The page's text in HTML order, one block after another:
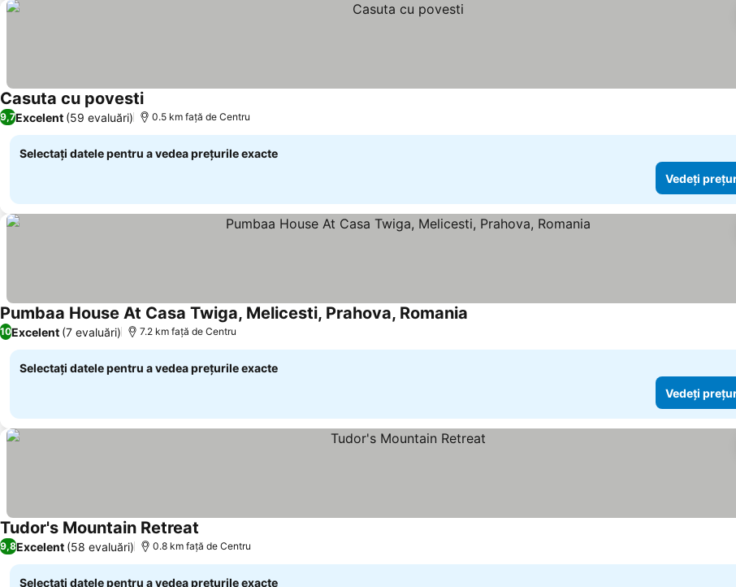
Casuta cu povesti
9,7Excelent (59 evaluări) 0.5 km faţă de Centru
Selectați datele pentru a vedea prețurile exacte
Vedeți
Pumbaa House At Casa Twiga, Melicesti, Prahova, Romania
10Excelent (7 evaluări) 7.2 km faţă de Centru
Selectați datele pentru a vedea prețurile exacte
Vedeți
Tudor's Mountain Retreat
9,8Excelent (58 evaluări) 0.8 km faţă de Centru
Selectați datele pentru a vedea prețurile exacte